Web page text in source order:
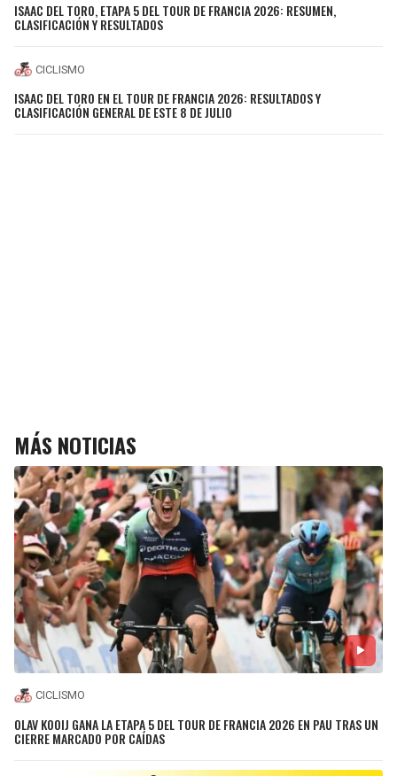
ISAAC DEL TORO, ETAPA 5 DEL TOUR DE FRANCIA 2026: RESUMEN,
CLASIFICACIÓN Y RESULTADOS
CICLISMO
ISAAC DEL TORO EN EL TOUR DE FRANCIA 2026: RESULTADOS Y
CLASIFICACIÓN GENERAL DE ESTE 8 DE JULIO
MÁS NOTICIAS
CICLISMO
OLAV KOOIJ GANA LA ETAPA 5 DEL TOUR DE FRANCIA 2026 EN PAU TRAS UN
CIERRE MARCADO POR CAÍDAS